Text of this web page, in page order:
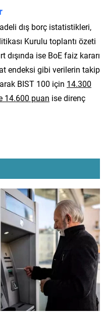
dış borç istatistikleri,
Kurulu toplantı özeti
ise BoE faiz kararı
endeksi gibi verilerin takip
BIST 100 için 14.300
14.600 puan ise direnç